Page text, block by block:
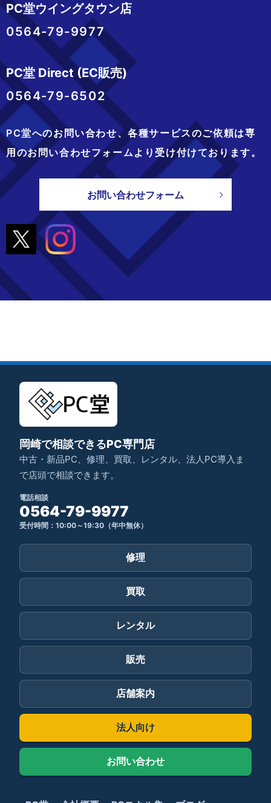
PC堂ウイングタウン店
0564-79-9977
PC堂 Direct (EC販売)
0564-79-6502
PC堂へのお問い合わせ、各種サービスのご依頼は専
用のお問い合わせフォームより 受け付けております。
お問い合わせフォーム
岡崎で相談できるPC専門店
中古・新品PC、修理、買取、レンタル、法人PC導入ま
で店頭で相談できます。
電話相談
0564-79-9977
受付時間：10:00～19:30（年中無休）
修理
買取
レンタル
販売
店舗案内
法人向け
お問い合わせ